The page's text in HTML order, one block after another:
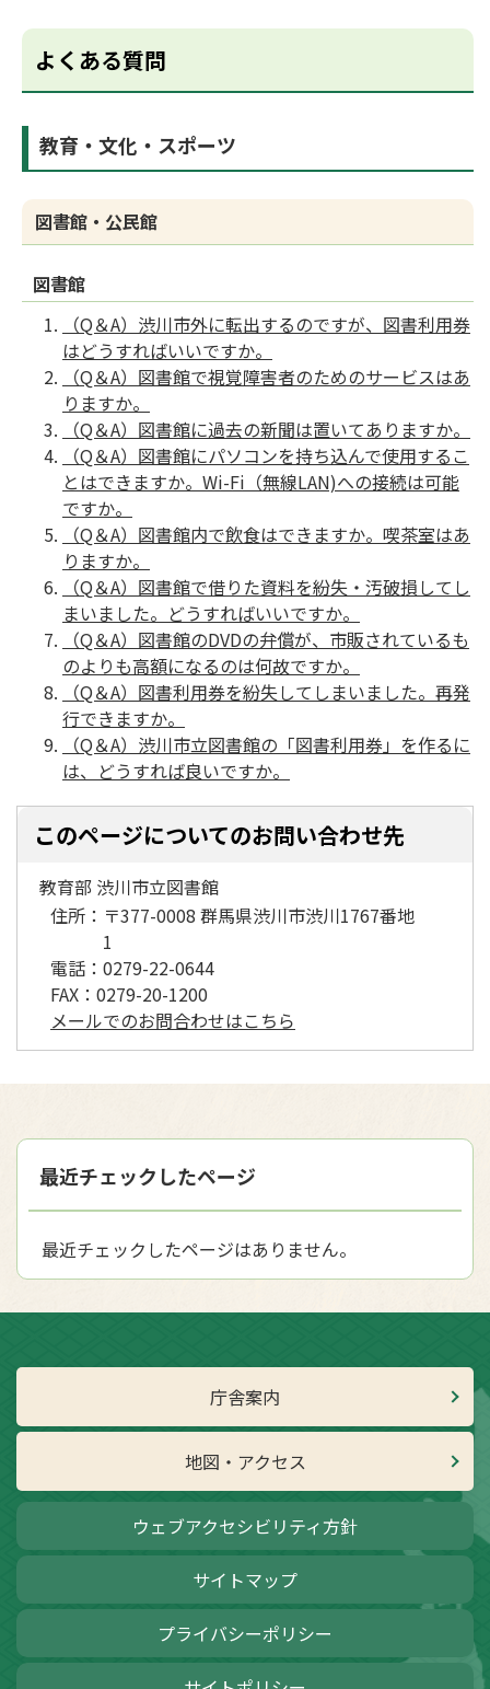
よくある質問
教育・文化・スポーツ
図書館・公民館
図書館
（Q＆A）渋川市外に転出するのですが、図書利用券
はどうすればいいですか。
（Q＆A）図書館で視覚障害者のためのサービスはあ
りますか。
（Q＆A）図書館に過去の新聞は置いてありますか。
（Q＆A）図書館にパソコンを持ち込んで使用するこ
とはできますか。Wi-Fi（無線LAN)への接続は可能
ですか。
（Q＆A）図書館内で飲食はできますか。喫茶室はあ
りますか。
（Q＆A）図書館で借りた資料を紛失・汚破損してし
まいました。どうすればいいですか。
（Q＆A）図書館のDVDの弁償が、市販されているも
のよりも高額になるのは何故ですか。
（Q＆A）図書利用券を紛失してしまいました。再発
行できますか。
（Q＆A）渋川市立図書館の「図書利用券」を作るに
は、どうすれば良いですか。
このページについてのお問い合わせ先
教育部 渋川市立図書館
住所： 〒377-0008 群馬県渋川市渋川1767番地
1
電話： 0279-22-0644
FAX： 0279-20-1200
メールでのお問合わせはこちら
最近チェックしたページ
最近チェックしたページはありません。
庁舎案内
地図・アクセス
ウェブアクセシビリティ方針
サイトマップ
プライバシーポリシー